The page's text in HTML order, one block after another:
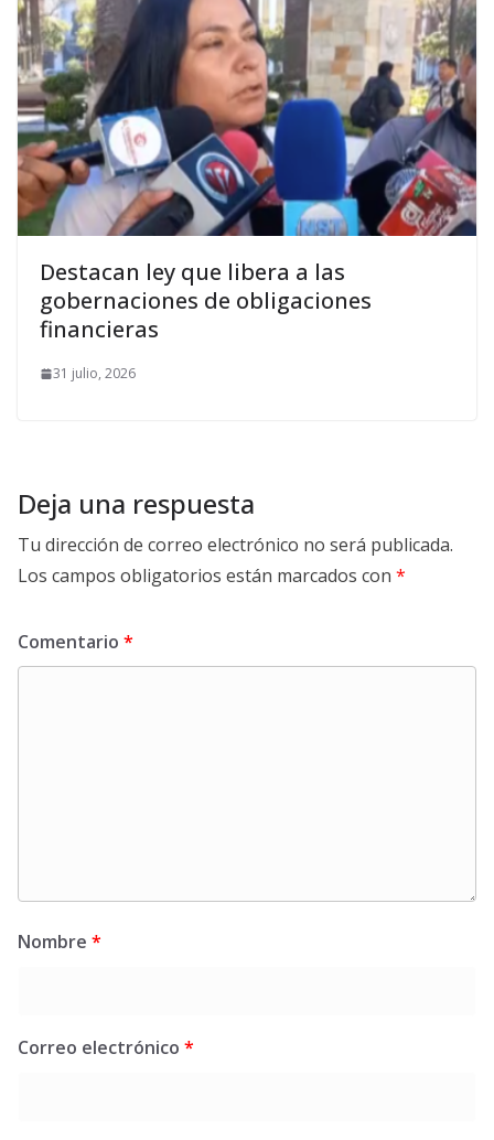
Destacan ley que libera a las
gobernaciones de obligaciones
financieras
31 julio, 2026
Deja una respuesta
Tu dirección de correo electrónico no será publicada.
Los campos obligatorios están marcados con *
Comentario *
Nombre *
Correo electrónico *